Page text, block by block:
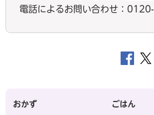
電話によるお問い合わせ：
おかず ごはん